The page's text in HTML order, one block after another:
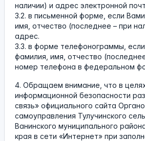
наличии) и адрес электронной
3.2. в письменной форме, если
имя, отчество (последнее – при
адрес.
3.3. в форме телефонограммы,
фамилия, имя, отчество
номер телефона в федеральном
4. Обращаем внимание, что в
информационной безопасности
связь» официального сайта
самоуправления Тулучинского
Ванинского муниципального
края в сети «Интернет» при